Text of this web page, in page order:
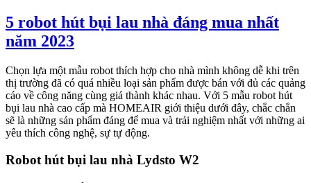
5 robot hút bụi lau nhà đáng mua nhất
năm 2023
Chọn lựa một mẫu robot thích hợp cho nhà mình không dễ khi trên
thị trường đã có quá nhiều loại sản phẩm được bán với đủ các quảng
cáo về công năng cùng giá thành khác nhau. Với 5 mẫu robot hút
bụi lau nhà cao cấp mà HOMEAIR giới thiệu dưới đây, chắc chắn
sẽ là những sản phẩm đáng để mua và trải nghiệm nhất với những ai
yêu thích công nghệ, sự tự động.
Robot hút bụi lau nhà Lydsto W2